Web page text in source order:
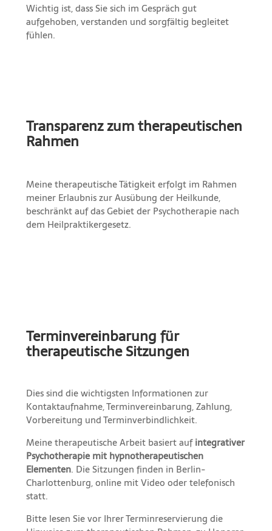
Wichtig ist, dass Sie sich im Gespräch gut
aufgehoben, verstanden und sorgfältig begleitet
fühlen.
Transparenz zum therapeutischen
Rahmen
Meine therapeutische Tätigkeit erfolgt im Rahmen
meiner Erlaubnis zur Ausübung der Heilkunde,
beschränkt auf das Gebiet der Psychotherapie nach
dem Heilpraktikergesetz.
Terminvereinbarung für
therapeutische Sitzungen
Dies sind die wichtigsten Informationen zur
Kontaktaufnahme, Terminvereinbarung, Zahlung,
Vorbereitung und Terminverbindlichkeit.
Meine therapeutische Arbeit basiert aufintegrativer
Psychotherapie mit hypnotherapeutischen
Elementen. Die Sitzungen finden in Berlin-
Charlottenburg, online mit Video oder telefonisch
statt.
Bitte lesen Sie vor Ihrer Terminreservierung die